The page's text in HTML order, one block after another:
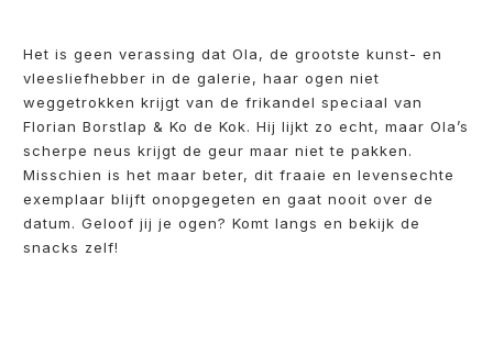
Het is geen verassing dat Ola, de grootste kunst- en
vleesliefhebber in de galerie, haar ogen niet
weggetrokken krijgt van de frikandel speciaal van
Florian Borstlap & Ko de Kok. Hij lijkt zo echt, maar Ola’s
scherpe neus krijgt de geur maar niet te pakken.
Misschien is het maar beter, dit fraaie en levensechte
exemplaar blijft onopgegeten en gaat nooit over de
datum. Geloof jij je ogen? Komt langs en bekijk de
snacks zelf!